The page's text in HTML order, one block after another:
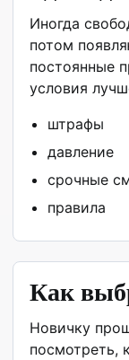
Иногда
потом
постоянные
условия
штрафы
давление
срочные
правила
Как
Новичку
посмотреть,